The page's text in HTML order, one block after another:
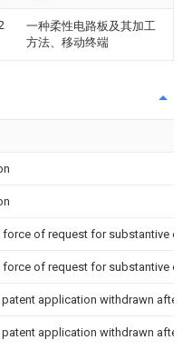
一种柔性电路板及其加工
方法、移动终端
force of request for substantive
force of request for substantive
patent application withdrawn after
patent application withdrawn after